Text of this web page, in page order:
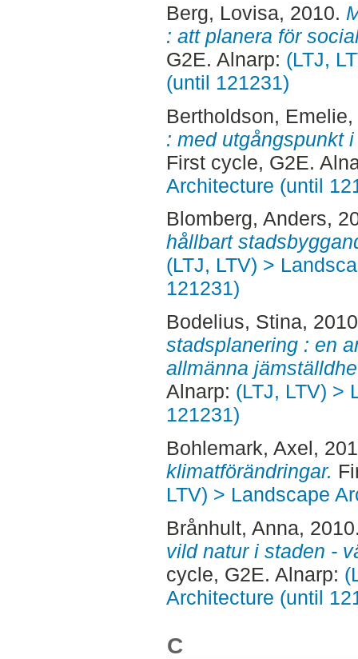
Berg, Lovisa, 2010.
: att planera för
G2E. Alnarp: (LTJ,
(until 121231)
Bertholdson, Emelie
: med utgångspunkt
First cycle, G2E.
Architecture (until
Blomberg, Anders,
hållbart
(LTJ, LTV) >
121231)
Bodelius, Stina,
stadsplanering : en
allmänna
Alnarp: (LTJ, LTV) >
121231)
Bohlemark, Axel,
klimatförändringar.
LTV) > Landscape
Brånhult, Anna,
vild natur i staden -
cycle, G2E. Alnarp:
Architecture (until
C